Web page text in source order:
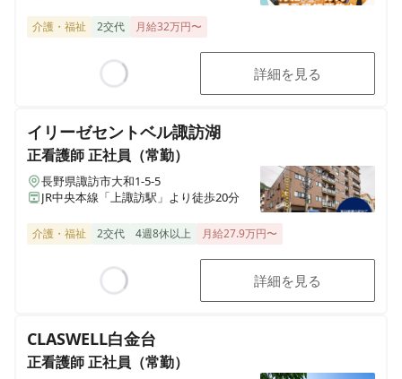
介護・福祉 2交代 月給32万円〜
詳細を見る
イリーゼセントベル諏訪湖
正看護師正社員（常勤）
長野県諏訪市大和1-5-5
JR中央本線「上諏訪駅」より徒歩20分
介護・福祉 2交代 4週8休以上 月給27.9万円〜
詳細を見る
CLASWELL白金台
正看護師正社員（常勤）